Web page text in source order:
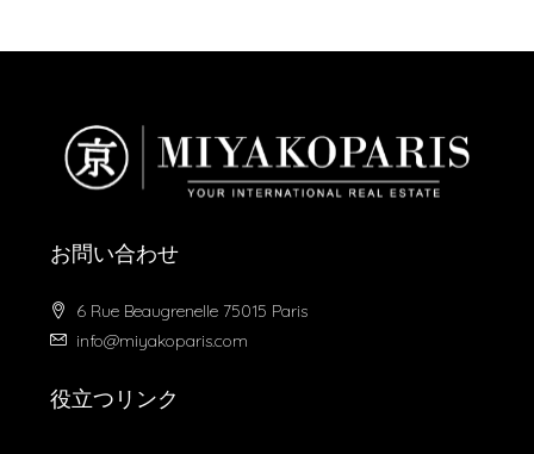
お問い合わせ
6 Rue Beaugrenelle 75015 Paris
info@miyakoparis.com
役立つリンク